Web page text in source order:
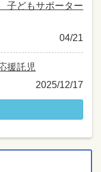
子どもサポーター
04/21
援託児
2025/12/17